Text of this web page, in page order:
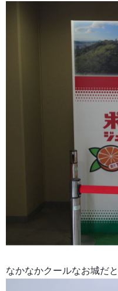
なかなかクールなお城だ